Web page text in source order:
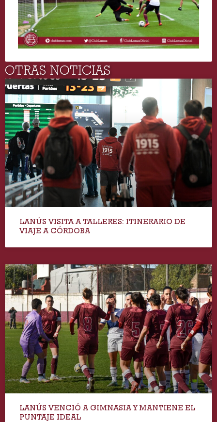
OTRAS NOTICIAS
LANÚS VISITA A TALLERES: ITINERARIO DE
VIAJE A CÓRDOBA
LANÚS VENCIÓ A GIMNASIA Y MANTIENE EL
PUNTAJE IDEAL